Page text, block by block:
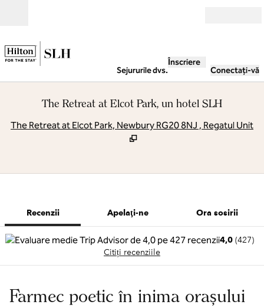
Sejururile dvs.
Înscriere
Conectați-vă
The Retreat at Elcot Park, un hotel SLH
The Retreat at Elcot Park, Newbury RG20 8NJ , Regatul Unit
Recenzii Apelaţi-ne Ora sosirii
4,0 (427)
Citiți recenziile
Farmec poetic în inima orașului